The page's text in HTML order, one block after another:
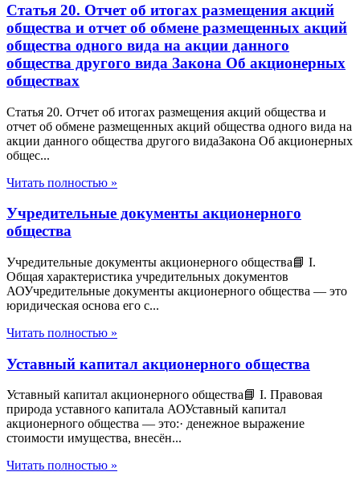
Статья 20. Отчет об итогах размещения акций
общества и отчет об обмене размещенных акций
общества одного вида на акции данного
общества другого вида Закона Об акционерных
обществах
Статья 20. Отчет об итогах размещения акций общества и
отчет об обмене размещенных акций общества одного вида на
акции данного общества другого видаЗакона Об акционерных
общес...
Читать полностью »
Учредительные документы акционерного
общества
Учредительные документы акционерного общества📘 I.
Общая характеристика учредительных документов
АОУчредительные документы акционерного общества — это
юридическая основа его с...
Читать полностью »
Уставный капитал акционерного общества
Уставный капитал акционерного общества📘 I. Правовая
природа уставного капитала АОУставный капитал
акционерного общества — это:· денежное выражение
стоимости имущества, внесён...
Читать полностью »